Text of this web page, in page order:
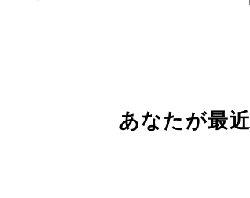
あなたが最